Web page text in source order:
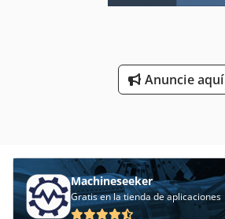
Anuncie aquí
Machineseeker
Gratis en la tienda de aplicaciones